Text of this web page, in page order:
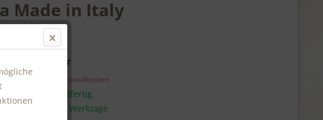
Made in Italy
35,90 € *
inkl. MwSt. zzgl. Versandkosten
Sofort versandfertig,
Lieferzeit ca. 1-3 Werktage